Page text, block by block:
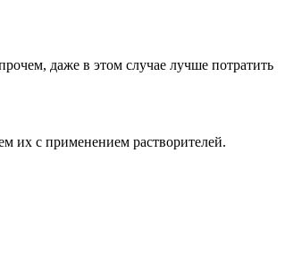
даже в этом случае лучше потратить
их с применением растворителей.